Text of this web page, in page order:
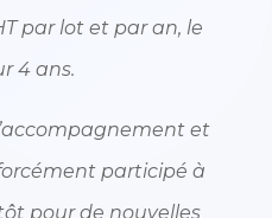
par lot et par an, le
4 ans.
et
participé à
pour de nouvelles